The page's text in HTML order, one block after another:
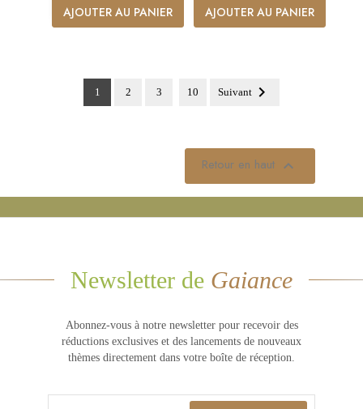
AJOUTER AU PANIER AJOUTER AU PANIER
1 2 3 10 Suivant 
Retour en haut 
Newsletter de Gaiance
Abonnez-vous à notre newsletter pour recevoir des
réductions exclusives et des lancements de nouveaux
thèmes directement dans votre boîte de réception.